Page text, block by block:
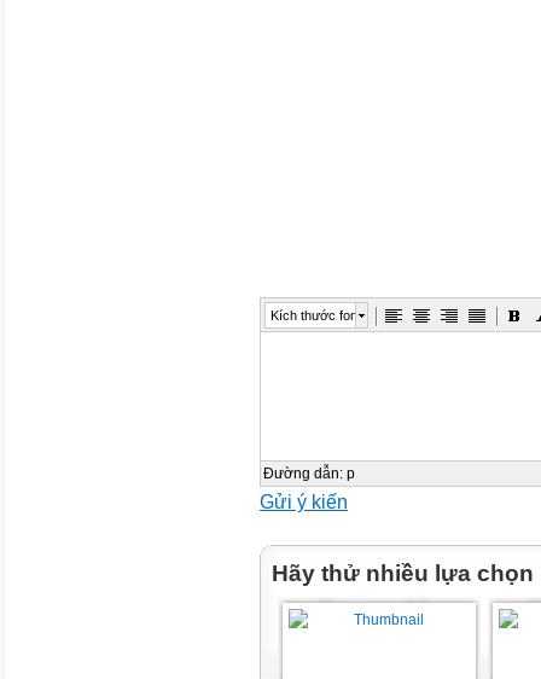
Kích thước font
Đường dẫn: p
Gửi ý kiến
Hãy thử nhiều lựa chọn